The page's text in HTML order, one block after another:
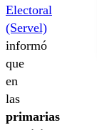
Electoral
(Servel)
informó
que
en
las
primarias